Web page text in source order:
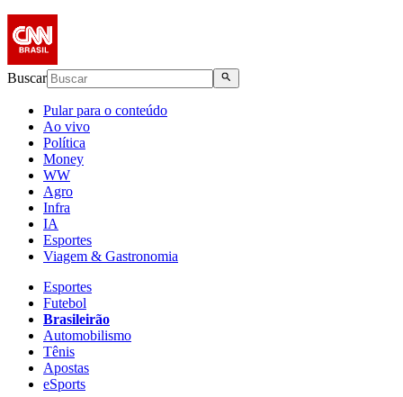
Buscar
Pular para o conteúdo
Ao vivo
Política
Money
WW
Agro
Infra
IA
Esportes
Viagem & Gastronomia
Esportes
Futebol
Brasileirão
Automobilismo
Tênis
Apostas
eSports